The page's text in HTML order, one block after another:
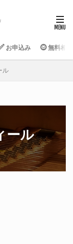
お申込み 無料相談
ル
ール